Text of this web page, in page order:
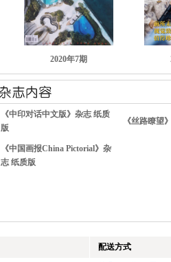
2020年7期
《中印对话中文版》杂志 纸质
版
《丝路瞭望
《中国画报China Pictorial》杂
志 纸质版